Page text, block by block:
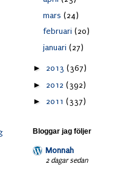
mars (24)
februari (20)
januari (27)
► 2013 (367)
► 2012 (392)
► 2011 (337)
Bloggar jag följer
Monnah
2 dagar sedan